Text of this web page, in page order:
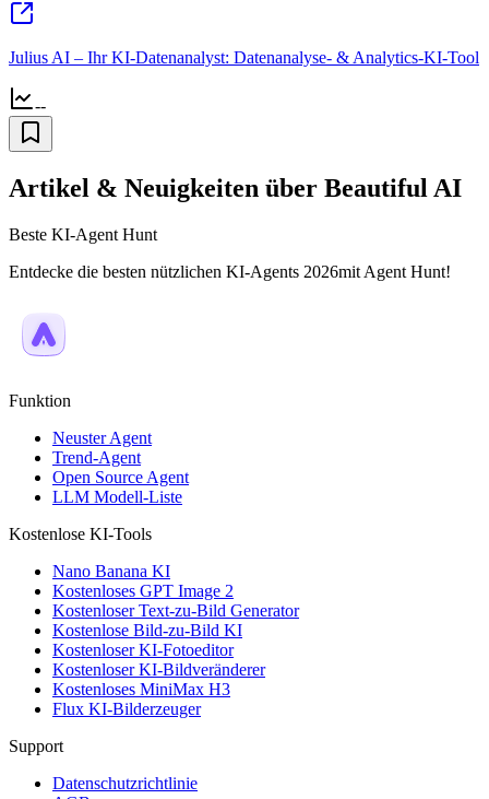
Julius AI – Ihr KI-Datenanalyst: Datenanalyse- & Analytics-KI-Tool
--
Artikel & Neuigkeiten über Beautiful AI
Beste KI-Agent Hunt
Entdecke die besten nützlichen KI-Agents 2026mit Agent Hunt!
Funktion
Neuster Agent
Trend-Agent
Open Source Agent
LLM Modell-Liste
Kostenlose KI-Tools
Nano Banana KI
Kostenloses GPT Image 2
Kostenloser Text-zu-Bild Generator
Kostenlose Bild-zu-Bild KI
Kostenloser KI-Fotoeditor
Kostenloser KI-Bildveränderer
Kostenloses MiniMax H3
Flux KI-Bilderzeuger
Support
Datenschutzrichtlinie